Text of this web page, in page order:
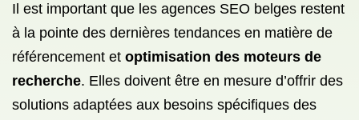
Il est important que les agences SEO belges restent
à la pointe des dernières tendances en matière de
référencement et optimisation des moteurs de
recherche. Elles doivent être en mesure d’offrir des
solutions adaptées aux besoins spécifiques des